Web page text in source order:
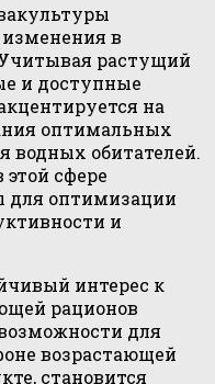
в
растущий
и доступные
на
оптимальных
водных обитателей.
сфере
для оптимизации
и
интерес к
рационов
для
возрастающей
становится